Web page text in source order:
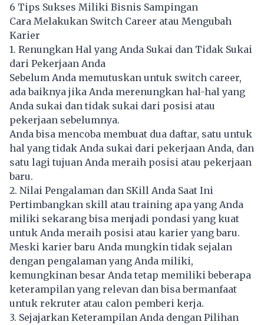
6 Tips Sukses Miliki Bisnis Sampingan
Cara Melakukan Switch Career atau Mengubah
Karier
1. Renungkan Hal yang Anda Sukai dan Tidak Sukai
dari Pekerjaan Anda
Sebelum Anda memutuskan untuk switch career,
ada baiknya jika Anda merenungkan hal-hal yang
Anda sukai dan tidak sukai dari posisi atau
pekerjaan sebelumnya.
Anda bisa mencoba membuat dua daftar, satu untuk
hal yang tidak Anda sukai dari pekerjaan Anda, dan
satu lagi tujuan Anda meraih posisi atau pekerjaan
baru.
2. Nilai Pengalaman dan SKill Anda Saat Ini
Pertimbangkan skill atau training apa yang Anda
miliki sekarang bisa menjadi pondasi yang kuat
untuk Anda meraih posisi atau karier yang baru.
Meski karier baru Anda mungkin tidak sejalan
dengan pengalaman yang Anda miliki,
kemungkinan besar Anda tetap memiliki beberapa
keterampilan yang relevan dan bisa bermanfaat
untuk rekruter atau calon pemberi kerja.
3. Sejajarkan Keterampilan Anda dengan Pilihan